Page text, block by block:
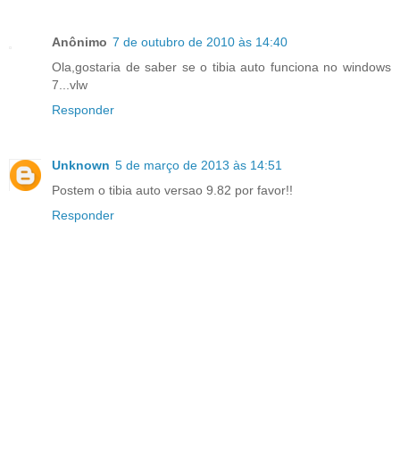
Anônimo 7 de outubro de 2010 às 14:40
Ola,gostaria de saber se o tibia auto funciona no windows
7...vlw
Responder
Unknown 5 de março de 2013 às 14:51
Postem o tibia auto versao 9.82 por favor!!
Responder